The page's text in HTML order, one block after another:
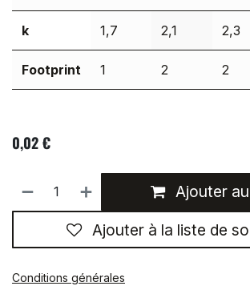
k 1,7 2,1 2,3
Footprint 1 2 2
0,02€
Ajouter
Ajouter à la liste de
Conditions générales